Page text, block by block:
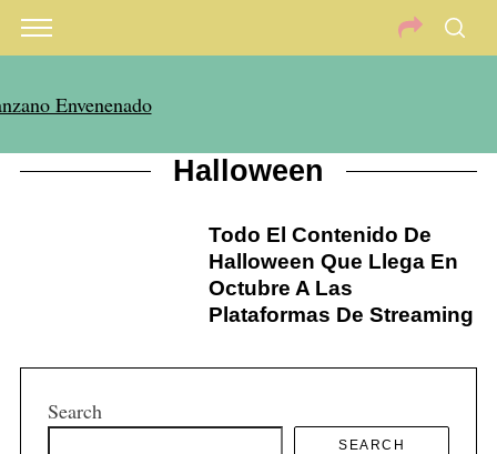
Halloween
Todo El Contenido De
Halloween Que Llega En
Octubre A Las
Plataformas De Streaming
Search
SEARCH